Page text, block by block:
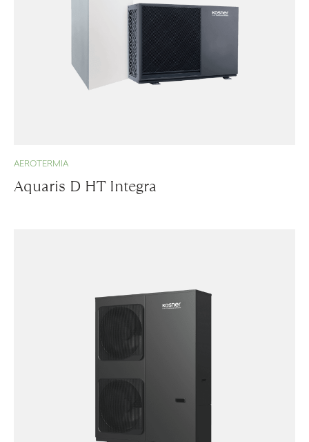
AEROTERMIA
Aquaris D HT Integra